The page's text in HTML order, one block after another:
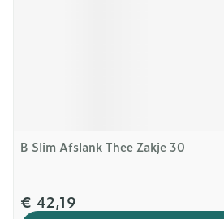
B Slim Afslank Thee Zakje 30
€ 42,19